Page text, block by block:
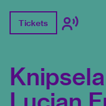
Tickets